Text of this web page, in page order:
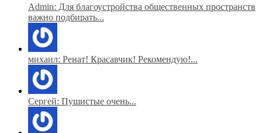
Admin: Для благоустройства общественных пространств
важно подбирать...
михаил: Ренат! Красавчик! Рекомендую!...
Сергей: Пушистые очень...